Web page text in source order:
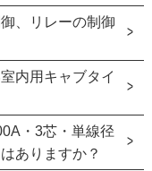
、リレーの制御
内用キャブタイ
・3芯・単線径
ありますか？